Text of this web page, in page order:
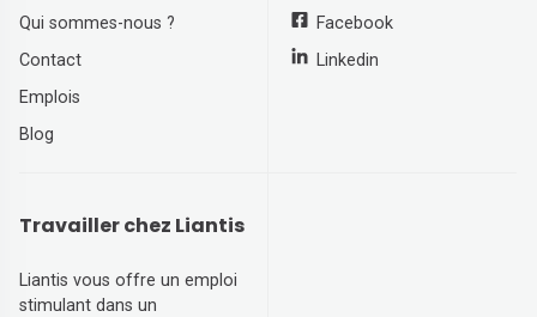
Qui sommes-nous ?
Contact
Emplois
Blog
Facebook
Linkedin
Travailler chez Liantis
Liantis vous offre un emploi
stimulant dans un